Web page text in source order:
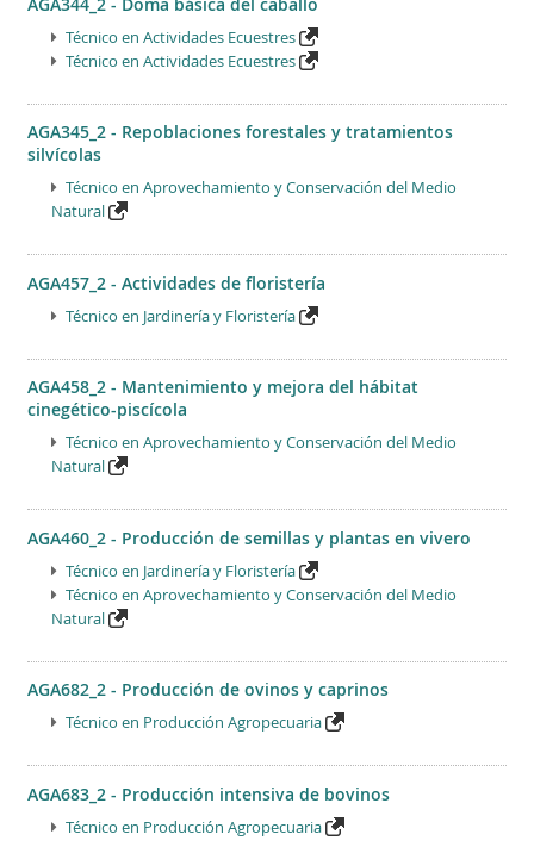
Técnico en Actividades Ecuestres
Técnico en Actividades Ecuestres
AGA345_2 - Repoblaciones forestales y tratamientos
silvícolas
Técnico en Aprovechamiento y Conservación del Medio
Natural
AGA457_2 - Actividades de floristería
Técnico en Jardinería y Floristería
AGA458_2 - Mantenimiento y mejora del hábitat
cinegético-piscícola
Técnico en Aprovechamiento y Conservación del Medio
Natural
AGA460_2 - Producción de semillas y plantas en vivero
Técnico en Jardinería y Floristería
Técnico en Aprovechamiento y Conservación del Medio
Natural
AGA682_2 - Producción de ovinos y caprinos
Técnico en Producción Agropecuaria
AGA683_2 - Producción intensiva de bovinos
Técnico en Producción Agropecuaria